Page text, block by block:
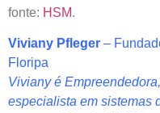
fonte: HSM.
Viviany Pfleger –
Floripa
Viviany é
especialista em sistemas